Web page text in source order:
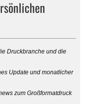
Druckbranche und die
Update und monatlicher
zum Großformatdruck